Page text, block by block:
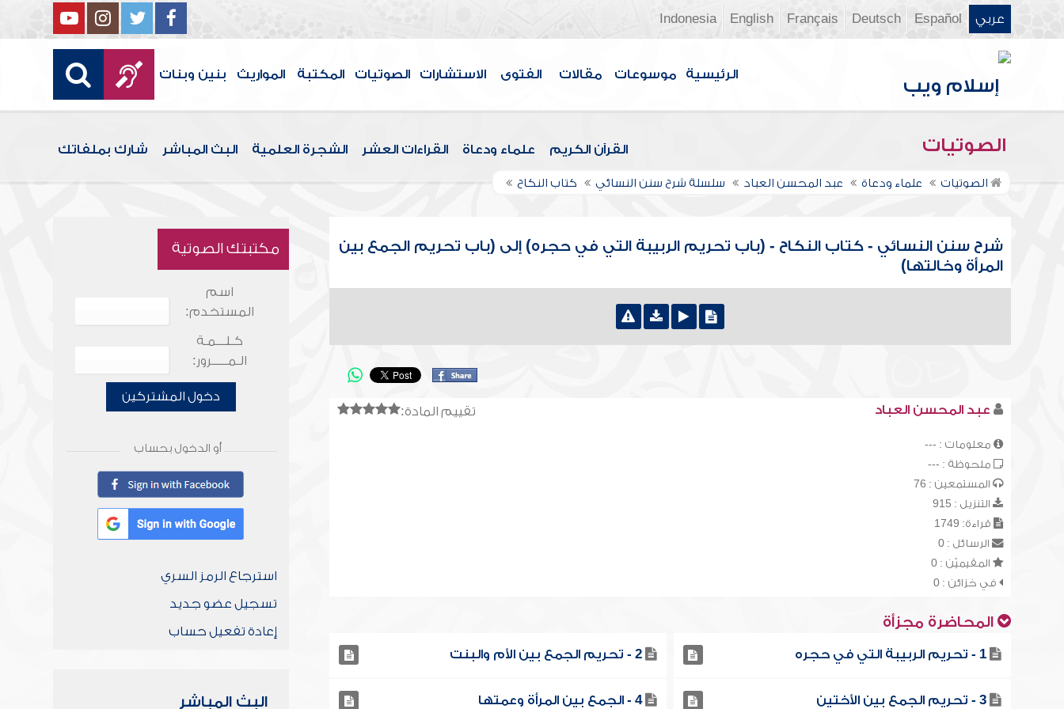
عربي Español
Deutsch
Français
English
Indonesia
الرئيسية موسوعات مقالات الفتوى الاستشارات الصوتيات المكتبة المواريث بنين وبنات
الصوتيات القرآن الكريم علماء ودعاة القراءات العشر الشجرة العلمية البث المباشر شارك بملفاتك
الصوتيات علماء ودعاة عبد المحسن العباد سلسلة شرح سنن النسائي كتاب النكاح
شرح سنن النسائي - كتاب النكاح - (باب تحريم الربيبة التي في حجره) إلى (باب تحريم الجمع بين
المرأة وخالتها)
تقييم المادة: عبد المحسن العباد
معلومات : ---
ملحوظة : ---
المستمعين : 76
التنزيل : 915
قراءة: 1749
الرسائل : 0
المقيميّن : 0
في خزائن : 0
المحاضرة مجزأة
1 - تحريم الربيبة التي في حجره 2 - تحريم الجمع بين الأم والبنت
3 - تحريم الجمع بين الأختين 4 - الجمع بين المرأة وعمتها
مكتبتك الصوتية
اسم
المستخدم:
كـلـــمـة
الـمـــــرور:
دخول المشتركين
أو الدخول بحساب
استرجاع الرمز السري
تسجيل عضو جديد
إعادة تفعيل حساب
البث المباشر